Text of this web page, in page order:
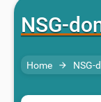
NSG-
Home arrow_forward NSG-